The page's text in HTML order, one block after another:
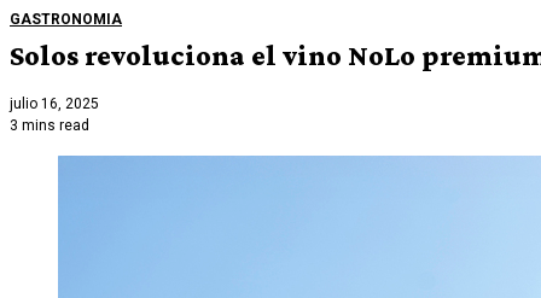
GASTRONOMIA
Solos revoluciona el vino NoLo
julio 16, 2025
3 mins read